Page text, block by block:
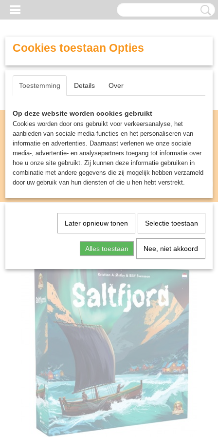
Inloggen Registreren
UW WINKELWAGEN
(0)
Spellen & Puzzels> Saltfjord - Bordspel
Cookies toestaan Opties
Toestemming Details Over
Op deze website worden cookies gebruikt
Cookies worden door ons gebruikt voor verkeersanalyse, het
aanbieden van sociale media-functies en het personaliseren van
informatie en advertenties. Daarnaast verlenen we onze sociale
media-, advertentie- en analysepartners toegang tot informatie over
hoe u onze site gebruikt. Zij kunnen deze informatie gebruiken in
combinatie met andere gegevens die zij mogelijk hebben verzameld
door uw gebruik van hun diensten of die u hen hebt verstrekt.
Later opnieuw tonen Selectie toestaan
Alles toestaan Nee, niet akkoord